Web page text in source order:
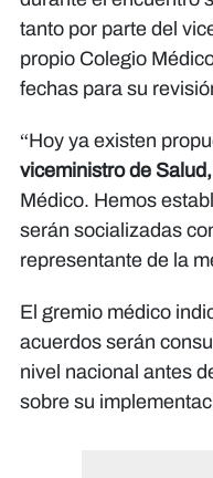
tanto por parte del
propio Colegio
fechas para su
“Hoy ya existen
viceministro de Salud,
Médico. Hemos
serán socializadas
representante de la
El gremio médico
acuerdos serán
nivel nacional antes
sobre su